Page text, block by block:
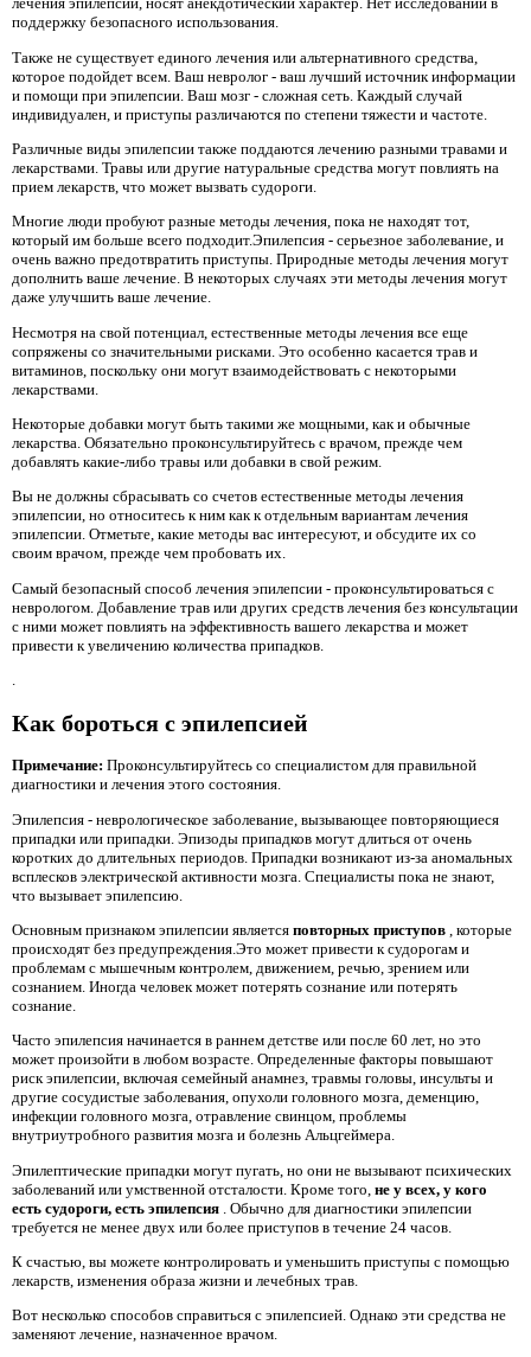
поддержку безопасного использования.
Также не существует единого лечения или альтернативного средства,
которое подойдет всем. Ваш невролог - ваш лучший источник информации
и помощи при эпилепсии. Ваш мозг - сложная сеть. Каждый случай
индивидуален, и приступы различаются по степени тяжести и частоте.
Различные виды эпилепсии также поддаются лечению разными травами и
лекарствами. Травы или другие натуральные средства могут повлиять на
прием лекарств, что может вызвать судороги.
Многие люди пробуют разные методы лечения, пока не находят тот,
который им больше всего подходит.Эпилепсия - серьезное заболевание, и
очень важно предотвратить приступы. Природные методы лечения могут
дополнить ваше лечение. В некоторых случаях эти методы лечения могут
даже улучшить ваше лечение.
Несмотря на свой потенциал, естественные методы лечения все еще
сопряжены со значительными рисками. Это особенно касается трав и
витаминов, поскольку они могут взаимодействовать с некоторыми
лекарствами.
Некоторые добавки могут быть такими же мощными, как и обычные
лекарства. Обязательно проконсультируйтесь с врачом, прежде чем
добавлять какие-либо травы или добавки в свой режим.
Вы не должны сбрасывать со счетов естественные методы лечения
эпилепсии, но относитесь к ним как к отдельным вариантам лечения
эпилепсии. Отметьте, какие методы вас интересуют, и обсудите их со
своим врачом, прежде чем пробовать их.
Самый безопасный способ лечения эпилепсии - проконсультироваться с
неврологом. Добавление трав или других средств лечения без консультации
с ними может повлиять на эффективность вашего лекарства и может
привести к увеличению количества припадков.
.
Как бороться с эпилепсией
Примечание: Проконсультируйтесь со специалистом для правильной
диагностики и лечения этого состояния.
Эпилепсия - неврологическое заболевание, вызывающее повторяющиеся
припадки или припадки. Эпизоды припадков могут длиться от очень
коротких до длительных периодов. Припадки возникают из-за аномальных
всплесков электрической активности мозга. Специалисты пока не знают,
что вызывает эпилепсию.
Основным признаком эпилепсии является повторных приступов , которые
происходят без предупреждения.Это может привести к судорогам и
проблемам с мышечным контролем, движением, речью, зрением или
сознанием. Иногда человек может потерять сознание или потерять
сознание.
Часто эпилепсия начинается в раннем детстве или после 60 лет, но это
может произойти в любом возрасте. Определенные факторы повышают
риск эпилепсии, включая семейный анамнез, травмы головы, инсульты и
другие сосудистые заболевания, опухоли головного мозга, деменцию,
инфекции головного мозга, отравление свинцом, проблемы
внутриутробного развития мозга и болезнь Альцгеймера.
Эпилептические припадки могут пугать, но они не вызывают психических
заболеваний или умственной отсталости. Кроме того, не у всех, у кого
есть судороги, есть эпилепсия . Обычно для диагностики эпилепсии
требуется не менее двух или более приступов в течение 24 часов.
К счастью, вы можете контролировать и уменьшить приступы с помощью
лекарств, изменения образа жизни и лечебных трав.
Вот несколько способов справиться с эпилепсией. Однако эти средства не
заменяют лечение, назначенное врачом.